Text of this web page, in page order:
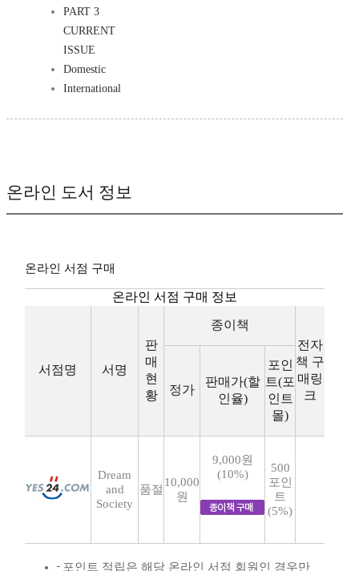
PART 3
CURRENT
ISSUE
Domestic
International
온라인 도서 정보
온라인 서점 구매
온라인 서점 구매 정보
서점명 서명
판
매
현
황
종이책
전자
책 구
매링
크
정가
판매가(할
인율)
포인
트(포
인트
몰)
Dream
and
Society
품절
10,000
원
9,000원
(10%)
500
포인
트
(5%)
포인트 적립은 해당 온라인 서점 회원인 경우만